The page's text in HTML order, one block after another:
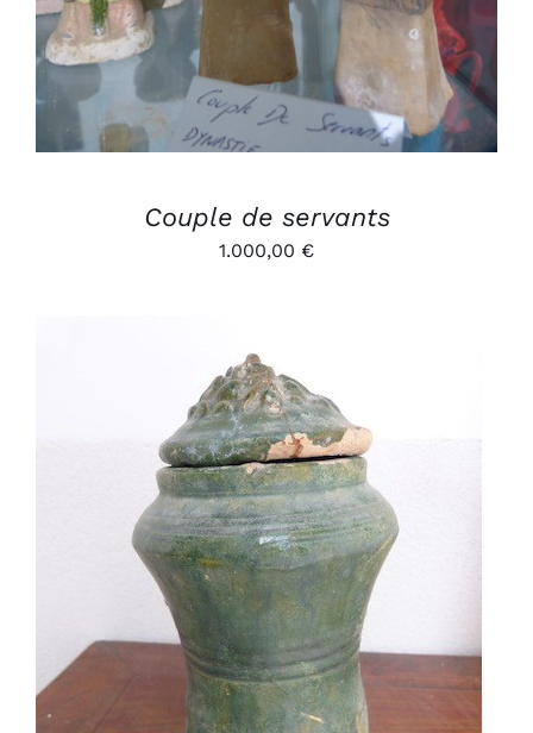
Couple de servants
1.000,00 €
AJOUTER AU PANIER